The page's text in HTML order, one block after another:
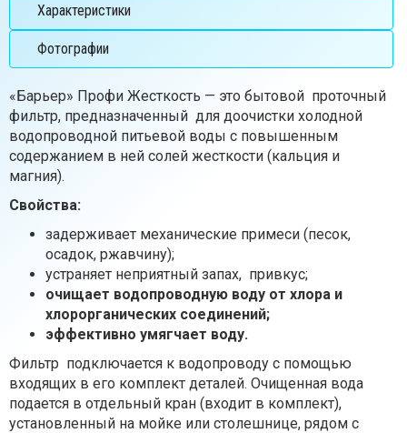
Характеристики
Фотографии
«Барьер» Профи Жесткость — это бытовой проточный
фильтр, предназначенный для доочистки холодной
водопроводной питьевой воды с повышенным
содержанием в ней солей жесткости (кальция и
магния).
Свойства:
задерживает механические примеси (песок,
осадок, ржавчину);
устраняет неприятный запах, привкус;
очищает водопроводную воду от хлора и
хлорорганических соединений;
эффективно умягчает воду.
Фильтр подключается к водопроводу с помощью
входящих в его комплект деталей. Очищенная вода
подается в отдельный кран (входит в комплект),
установленный на мойке или столешнице, рядом с